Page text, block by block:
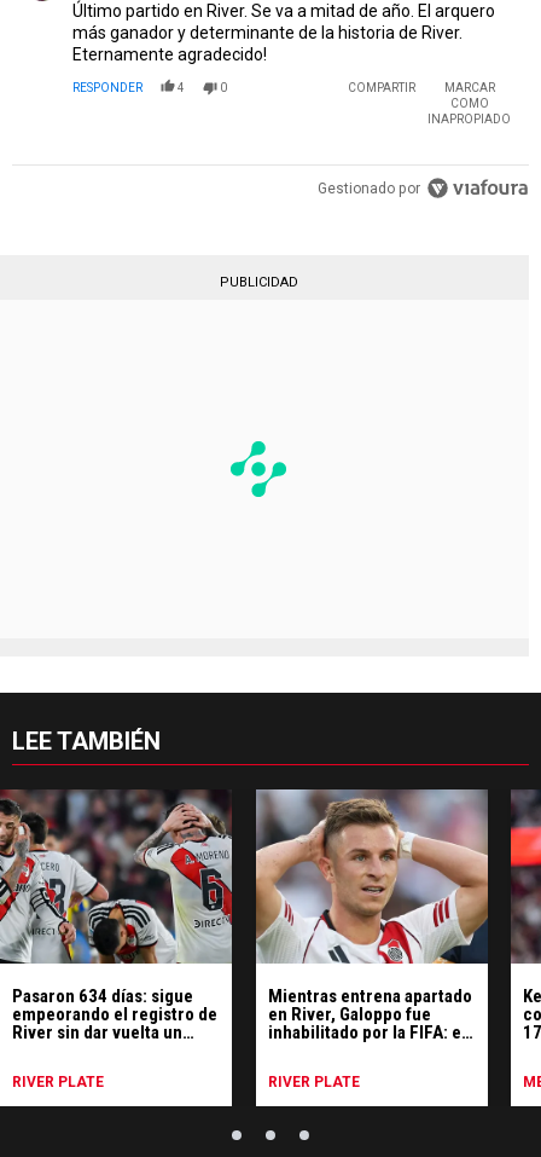
Último partido en River. Se va a mitad de año. El arquero
más ganador y determinante de la historia de River.
Eternamente agradecido!
RESPONDER 4 0 COMPARTIR
MARCAR
COMO
INAPROPIADO
Gestionado por
PUBLICIDAD
LEE TAMBIÉN
Pasaron 634 días: sigue
empeorando el registro de
River sin dar vuelta un
RIVER PLATE
Mientras entrena apartado
en River, Galoppo fue
inhabilitado por la FIFA: el
RIVER PLATE